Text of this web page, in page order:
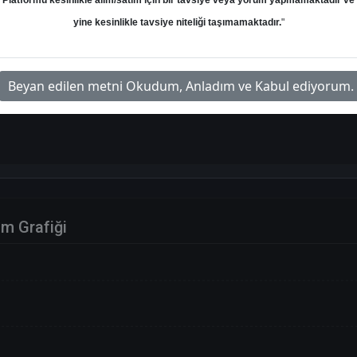
ALB Yatırım adlı kuruma
Grafiği
yine kesinlikle tavsiye niteliği taşımamaktadır."
Beyan edilen metni Okudum, Anladım ve Kabul ediyorum.